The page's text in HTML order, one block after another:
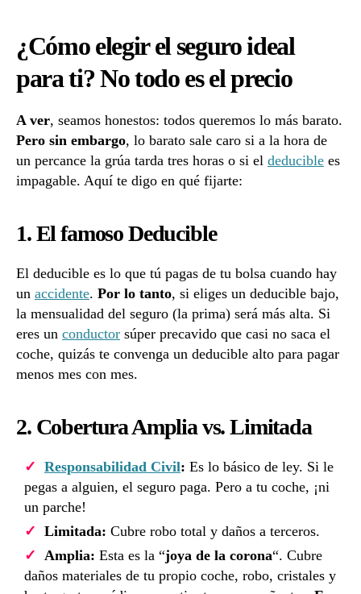
¿Cómo elegir el seguro ideal
para ti? No todo es el precio
A ver, seamos honestos: todos queremos lo más barato.
Pero sin embargo, lo barato sale caro si a la hora de
un percance la grúa tarda tres horas o si el deducible es
impagable. Aquí te digo en qué fijarte:
1. El famoso Deducible
El deducible es lo que tú pagas de tu bolsa cuando hay
un accidente. Por lo tanto, si eliges un deducible bajo,
la mensualidad del seguro (la prima) será más alta. Si
eres un conductor súper precavido que casi no saca el
coche, quizás te convenga un deducible alto para pagar
menos mes con mes.
2. Cobertura Amplia vs. Limitada
Responsabilidad Civil: Es lo básico de ley. Si le
pegas a alguien, el seguro paga. Pero a tu coche, ¡ni
un parche!
Limitada: Cubre robo total y daños a terceros.
Amplia: Esta es la “joya de la corona“. Cubre
daños materiales de tu propio coche, robo, cristales y